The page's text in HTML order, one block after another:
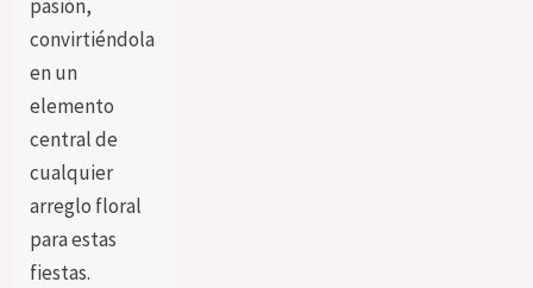
pasión,
convirtiéndola
en un
elemento
central de
cualquier
arreglo floral
para estas
fiestas.